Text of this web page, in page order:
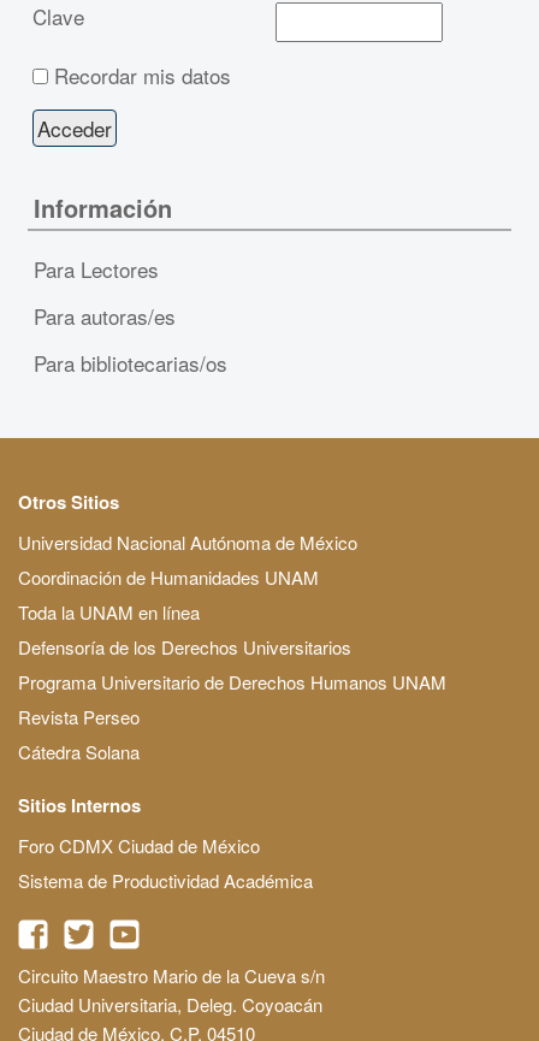
Clave
Recordar mis datos
Información
Para Lectores
Para autoras/es
Para bibliotecarias/os
Otros Sitios
Universidad Nacional Autónoma de México
Coordinación de Humanidades UNAM
Toda la UNAM en línea
Defensoría de los Derechos Universitarios
Programa Universitario de Derechos Humanos UNAM
Revista Perseo
Cátedra Solana
Sitios Internos
Foro CDMX Ciudad de México
Sistema de Productividad Académica
Circuito Maestro Mario de la Cueva s/n
Ciudad Universitaria, Deleg. Coyoacán
Ciudad de México, C.P. 04510